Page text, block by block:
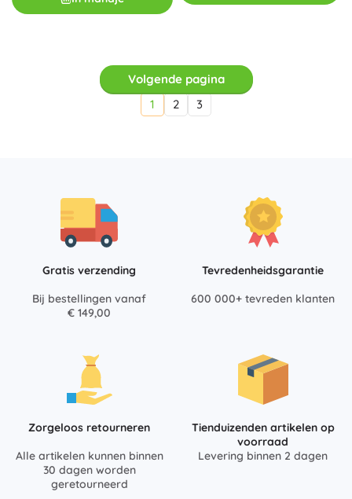
Volgende pagina
1
2 3
Gratis verzending
Bij bestellingen vanaf
€ 149,00
Tevredenheidsgarantie
600 000+ tevreden klanten
Zorgeloos retourneren
Alle artikelen kunnen binnen
30 dagen worden
geretourneerd
Tienduizenden artikelen op
voorraad
Levering binnen 2 dagen